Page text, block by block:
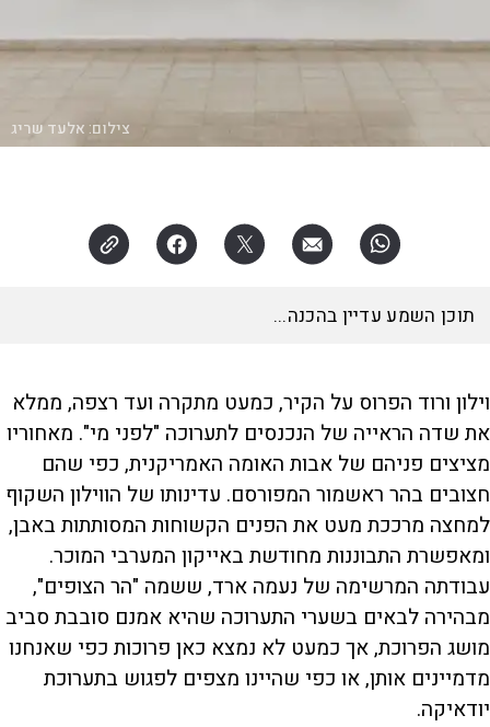
צילום: אלעד שריג
תוכן השמע עדיין בהכנה...
וילון ורוד הפרוס על הקיר, כמעט מתקרה ועד רצפה, ממלא
את שדה הראייה של הנכנסים לתערוכה "לפני מי". מאחוריו
מציצים פניהם של אבות האומה האמריקנית, כפי שהם
חצובים בהר ראשמור המפורסם. עדינותו של הווילון השקוף
למחצה מרככת מעט את הפנים הקשוחות המסותתות באבן,
ומאפשרת התבוננות מחודשת באייקון המערבי המוכר.
עבודתה המרשימה של נעמה ארד, ששמה "הר הצופים",
מבהירה לבאים בשערי התערוכה שהיא אמנם סובבת סביב
מושג הפרוכת, אך כמעט לא נמצא כאן פרוכות כפי שאנחנו
מדמיינים אותן, או כפי שהיינו מצפים לפגוש בתערוכת
יודאיקה.